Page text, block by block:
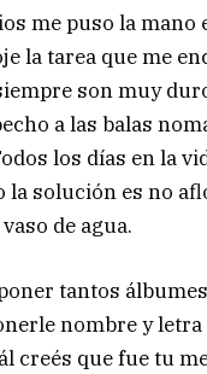
me puso la mano
la tarea que me
son muy
a las balas
los días en la
la solución es no
de agua.
tantos
nombre y letra
creés que fue tu